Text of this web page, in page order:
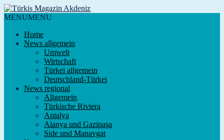
MENUMENU
Home
News allgemein
Umwelt
Wirtschaft
Türkei allgemein
Deutschland-Türkei
News regional
Allgemein
Türkische Riviera
Antalya
Alanya und Gazipaşa
Side und Manavgat